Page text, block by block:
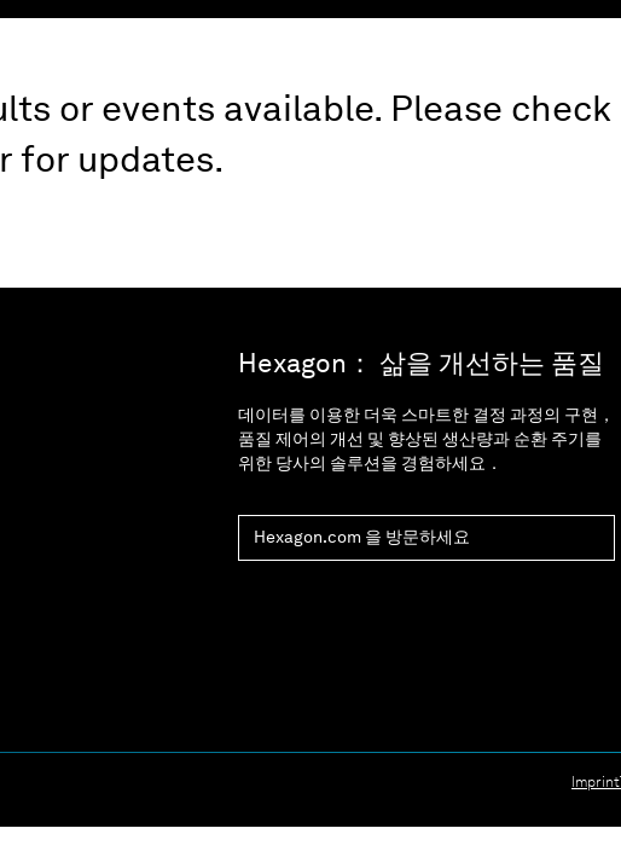
or events available. Please check
for updates.
Hexagon： 삶을 개선하는 품질
데이터를 이용한 더욱 스마트한 결정 과정의 구현，
품질 제어의 개선 및 향상된 생산량과 순환 주기를
위한 당사의 솔루션을 경험하세요．
Hexagon.com 을 방문하세요
Imprint